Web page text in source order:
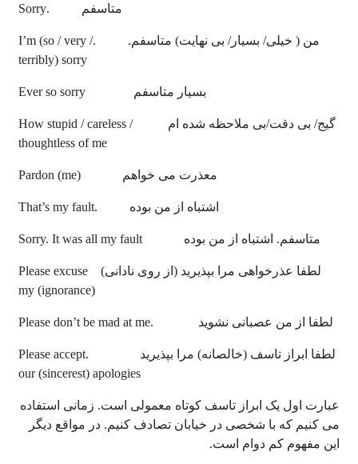
متاسفم .Sorry
من ( خیلی/ بسیار/ بی نهایت) متاسفم. .I’m (so / very /
terribly) sorry
بسیار متاسفم Ever so sorry
گیج/ بی دقت/بی ملاحظه شده ام How stupid / careless /
thoughtless of me
معذرت می خواهم(
Pardon (me
اشتباه از من بوده .That’s my fault
متاسفم. اشتباه از من بوده Sorry. It was all my fault
لطفا عذرخواهی مرا بپذیرید (از روی نادانی) Please excuse
my (ignorance)
لطفا از من عصبانی نشوید .Please don’t be mad at me
لطفا ابراز تاسف (خالصانه) مرا بپذیرید .Please accept
our (sincerest) apologies
عبارت اول یک ابراز تاسف کوتاه معمولی است. زمانی استفاده
می کنیم که با شخصی در خیابان تصادف کنیم. در مواقع دیگر
این مفهوم کم دوام است.